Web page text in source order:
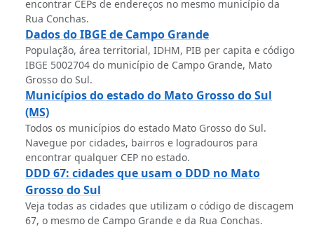
encontrar CEPs de endereços no mesmo município da
Rua Conchas.
Dados do IBGE de Campo Grande
População, área territorial, IDHM, PIB per capita e código
IBGE 5002704 do município de Campo Grande, Mato
Grosso do Sul.
Municípios do estado do Mato Grosso do Sul
(MS)
Todos os municípios do estado Mato Grosso do Sul.
Navegue por cidades, bairros e logradouros para
encontrar qualquer CEP no estado.
DDD 67: cidades que usam o DDD no Mato
Grosso do Sul
Veja todas as cidades que utilizam o código de discagem
67, o mesmo de Campo Grande e da Rua Conchas.